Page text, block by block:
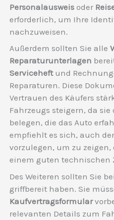
Personalausweis oder
erforderlich, um Ihre
nachzuweisen.
Außerdem sollten Sie alle
Reparaturunterlagen
Serviceheftund
Reparaturen. Diese
Vertrauen des Käufers
Fahrzeugs steigern, da
belegen, die das Auto
empfiehlt es sich, auch
vorzulegen, um zu zeigen,
einem guten technischen
Des Weiteren sollten Sie
griffbereit haben. Sie
Kaufvertragsformular
relevanten Details zum